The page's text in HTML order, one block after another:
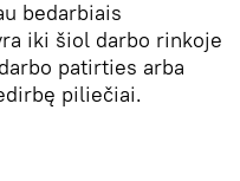
bedarbiais
iki šiol darbo rinkoje
patirties arba
piliečiai.